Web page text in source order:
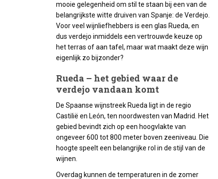
mooie gelegenheid om stil te staan bij een van de
belangrijkste witte druiven van Spanje: de Verdejo.
Voor veel wijnliefhebbers is een glas Rueda, en
dus verdejo inmiddels een vertrouwde keuze op
het terras of aan tafel, maar wat maakt deze wijn
eigenlijk zo bijzonder?
Rueda – het gebied waar de
verdejo vandaan komt
De Spaanse wijnstreek Rueda ligt in de regio
Castilië en León, ten noordwesten van Madrid. Het
gebied bevindt zich op een hoogvlakte van
ongeveer 600 tot 800 meter boven zeeniveau. Die
hoogte speelt een belangrijke rol in de stijl van de
wijnen.
Overdag kunnen de temperaturen in de zomer